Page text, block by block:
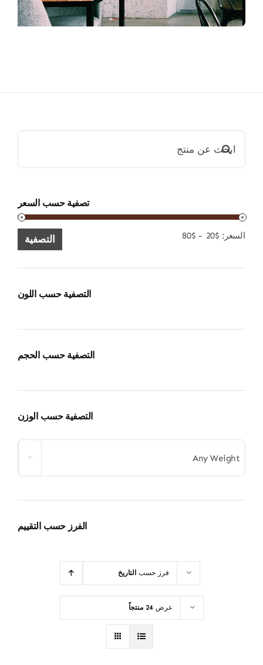
عن:
تصفية حسب السعر
الحد
للسعر
الحد
للسعر
التصفية السعر: $20
-
$80
التصفية حسب اللون
التصفية حسب الحجم
التصفية حسب الوزن
Any Weight
الفرز حسب التقييم
فرز حسبالتاريخ
عرض 24 منتجاً